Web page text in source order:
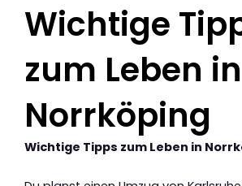
Wichtige
zum Leben in
Norrköping
Wichtige Tipps zum Leben in